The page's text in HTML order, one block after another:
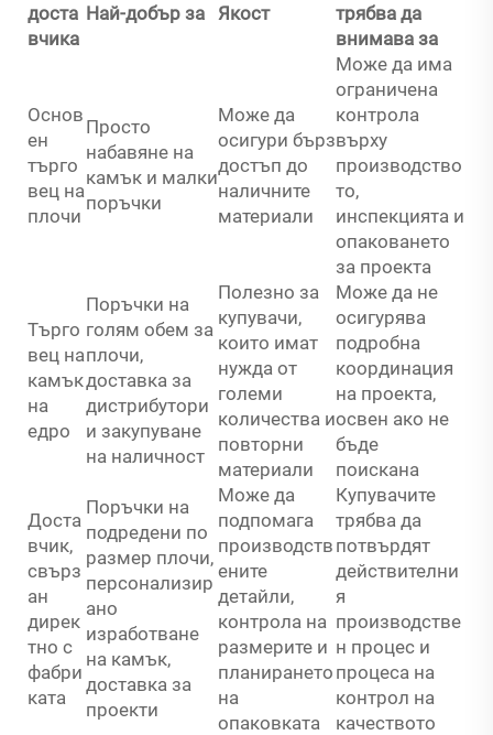
доста
вчика
Най-добър за Якост
трябва да
внимава за
Основ
ен
търго
вец на
плочи
Просто
набавяне на
камък и малки
поръчки
Може да
осигури бърз
достъп до
наличните
материали
Може да има
ограничена
контрола
върху
производство
то,
инспекцията и
опаковането
за проекта
Търго
вец на
камък
на
едро
Поръчки на
голям обем за
плочи,
доставка за
дистрибутори
и закупуване
на наличност
Полезно за
купувачи,
които имат
нужда от
големи
количества и
повторни
материали
Може да не
осигурява
подробна
координация
на проекта,
освен ако не
бъде
поискана
Доста
вчик,
свърз
ан
дирек
тно с
фабри
ката
Поръчки на
подредени по
размер плочи,
персонализир
ано
изработване
на камък,
доставка за
проекти
Може да
подпомага
производств
ените
детайли,
контрола на
размерите и
планирането
на
опаковката
Купувачите
трябва да
потвърдят
действителни
я
производстве
н процес и
процеса на
контрол на
качеството